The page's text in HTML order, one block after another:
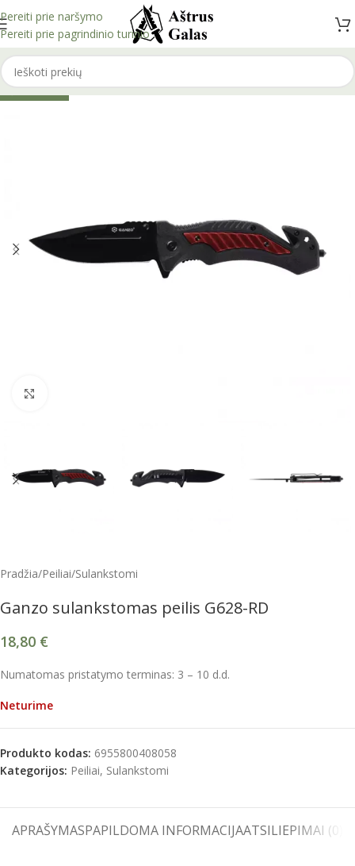
Pereiti prie naršymo
Pereiti prie pagrindinio turinio
Pradžia/Peiliai/Sulankstomi
Ganzo sulankstomas peilis G628-RD
18,80 €
Numatomas pristatymo terminas: 3 – 10 d.d.
Neturime
Produkto kodas: 6955800408058
Kategorijos: Peiliai, Sulankstomi
APRAŠYMASPAPILDOMA INFORMACIJAATSILIEPIMAI (0)